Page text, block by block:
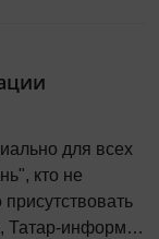
А что было в
для всех
кто не
Татар-информ